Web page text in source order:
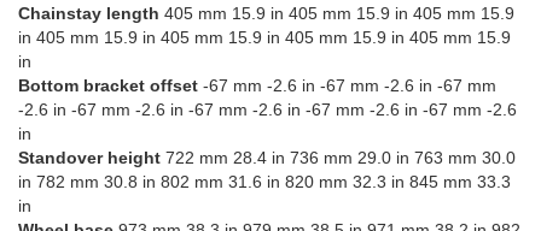
Chainstay length 405 mm 15.9 in 405 mm 15.9 in 405 mm 15.9
in 405 mm 15.9 in 405 mm 15.9 in 405 mm 15.9 in 405 mm 15.9
in
Bottom bracket offset -67 mm -2.6 in -67 mm -2.6 in -67 mm
-2.6 in -67 mm -2.6 in -67 mm -2.6 in -67 mm -2.6 in -67 mm -2.6
in
Standover height 722 mm 28.4 in 736 mm 29.0 in 763 mm 30.0
in 782 mm 30.8 in 802 mm 31.6 in 820 mm 32.3 in 845 mm 33.3
in